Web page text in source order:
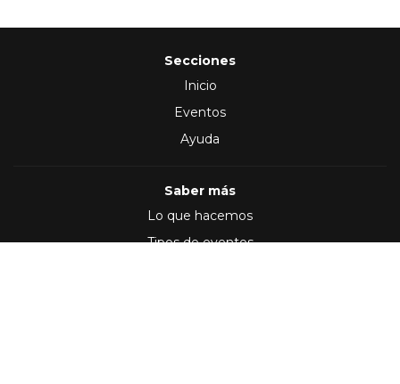
Secciones
Inicio
Eventos
Ayuda
Saber más
Lo que hacemos
Tipos de eventos